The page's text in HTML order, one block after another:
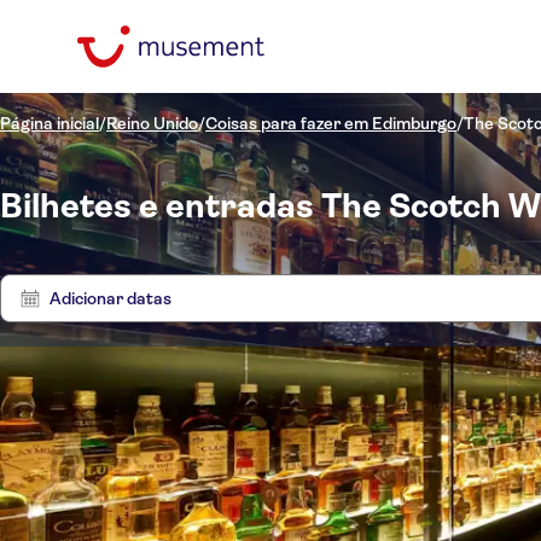
Página inicial/Reino Unido/Coisas para fazer em Edimburgo/The
Bilhetes e entradas The Scotch
Adicionar datas
Preço (por adulto)
Mín. € Máx. €
Hotel pickup
NO-PICKUP
Opções de ingressos
Taxas de entrada incluídas
Tour guiado
Categorias
Excursões e passeios de
Idomas